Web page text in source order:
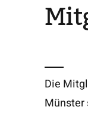
Die
Münster